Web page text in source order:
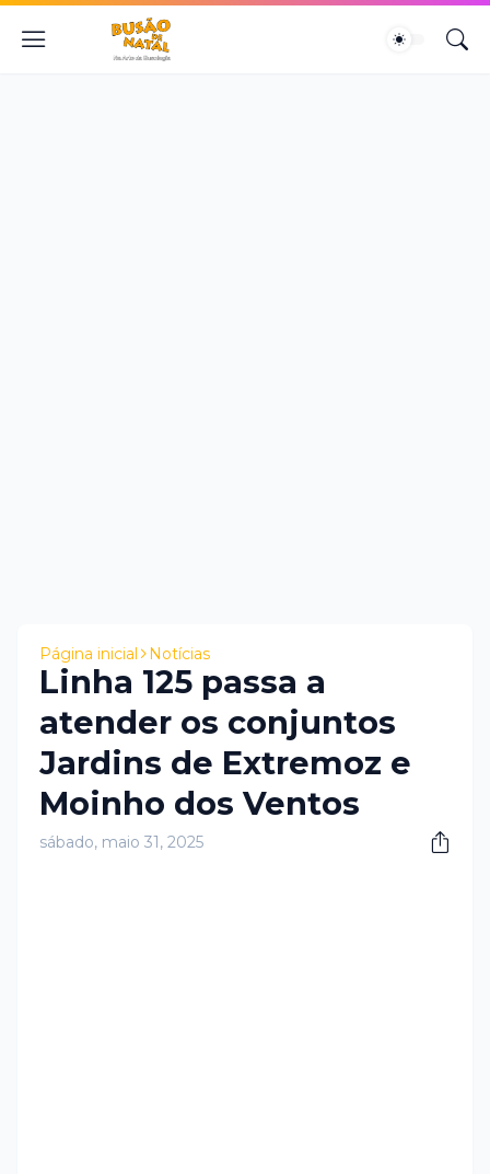
Página inicial Notícias
Linha 125 passa a
atender os conjuntos
Jardins de Extremoz e
Moinho dos Ventos
sábado, maio 31, 2025